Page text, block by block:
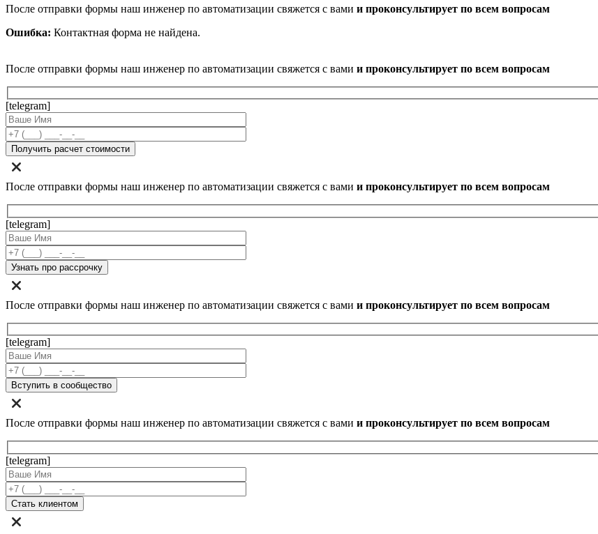
После отправки формы наш инженер по автоматизации свяжется с вами и проконсультирует по всем вопросам
Ошибка: Контактная форма не найдена.
После отправки формы наш инженер по автоматизации свяжется с вами и проконсультирует по всем вопросам
[telegram]
После отправки формы наш инженер по автоматизации свяжется с вами и проконсультирует по всем вопросам
[telegram]
После отправки формы наш инженер по автоматизации свяжется с вами и проконсультирует по всем вопросам
[telegram]
После отправки формы наш инженер по автоматизации свяжется с вами и проконсультирует по всем вопросам
[telegram]